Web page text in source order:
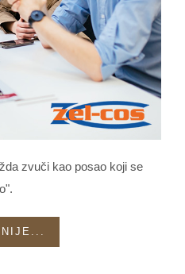
zvuči kao posao koji se